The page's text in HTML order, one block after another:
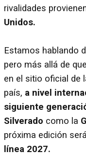
rivalidades
Unidos.
Estamos hablando
pero más allá de que
en el sitio oficial de
país, a nivel
siguiente
Silverado como la
próxima edición
línea 2027.